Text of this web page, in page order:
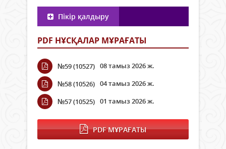
Пікір қалдыру
PDF НҰСҚАЛАР МҰРАҒАТЫ
№59 (10527) 08 тамыз 2026 ж.
№58 (10526) 04 тамыз 2026 ж.
№57 (10525) 01 тамыз 2026 ж.
PDF МҰРАҒАТЫ